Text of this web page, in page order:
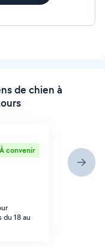
je propose aussi
etc. Je vous
se
de chien à
À convenir
18 au